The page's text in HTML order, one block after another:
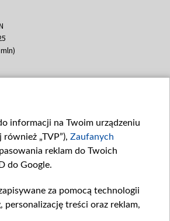
2025
350
informacji na Twoim urządzeniu
„TVP”), Zaufanych
reklam do Twoich
do Google.
za pomocą technologii
treści oraz reklam,